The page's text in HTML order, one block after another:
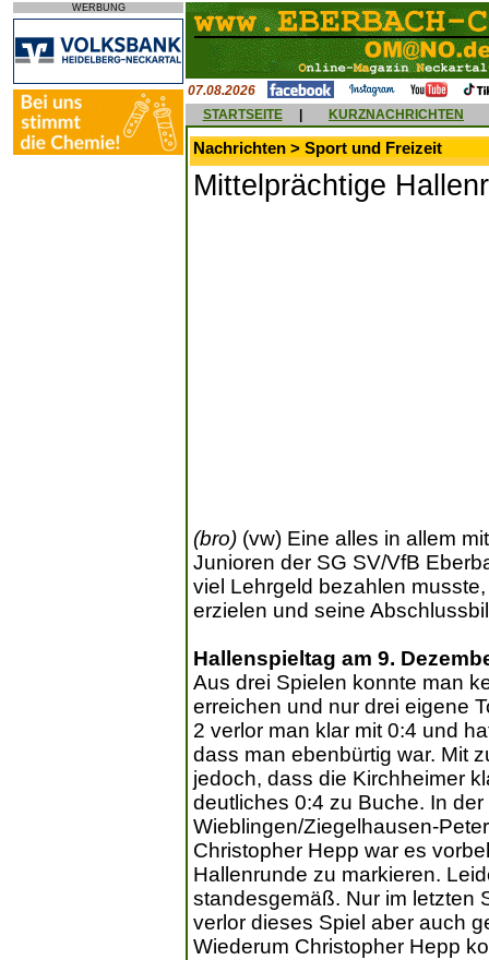
WERBUNG
07.08.2026
STARTSEITE
KURZNACHRICHTEN
Nachrichten > Sport und Freizeit
Mittelprächtige
(bro) (vw) Eine alles in allem
Junioren der SG SV/VfB
viel Lehrgeld bezahlen
erzielen und seine
Hallenspieltag am 9.
Aus drei Spielen konnte man
erreichen und nur drei eigene
2 verlor man klar mit 0:4 und
dass man ebenbürtig war. Mit
jedoch, dass die Kirchheimer
deutliches 0:4 zu Buche. In
Wieblingen/Ziegelhausen-
Christopher Hepp war es
Hallenrunde zu markieren.
standesgemäß. Nur im letzten
verlor dieses Spiel aber auch
Wiederum Christopher Hepp